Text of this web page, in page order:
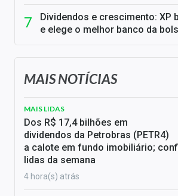
Dividendos e crescimento: XP
e elege o melhor banco da
MAIS NOTÍCIAS
MAIS LIDAS
Dos R$ 17,4 bilhões em
dividendos da Petrobras (PETR4)
a calote em fundo imobiliário;
lidas da semana
4 hora(s) atrás